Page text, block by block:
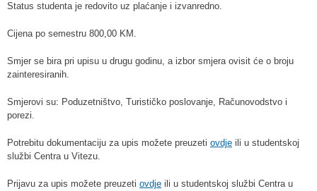
Status studenta je redovito uz plaćanje i izvanredno.
Cijena po semestru 800,00 KM.
Smjer se bira pri upisu u drugu godinu, a izbor smjera ovisit će o broju
zainteresiranih.
Smjerovi su: Poduzetništvo, Turističko poslovanje, Računovodstvo i
porezi.
Potrebitu dokumentaciju za upis možete preuzeti ovdje ili u studentskoj
službi Centra u Vitezu.
Prijavu za upis možete preuzeti ovdje ili u studentskoj službi Centra u